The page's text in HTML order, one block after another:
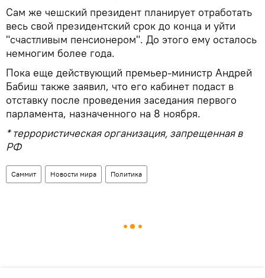
Сам же чешский президент планирует отработать
весь свой президентский срок до конца и уйти
"счастливым пенсионером". До этого ему осталось
немногим более года.
Пока еще действующий премьер-министр Андрей
Бабиш также заявил, что его кабинет подаст в
отставку после проведения заседания первого
парламента, назначенного на 8 ноября.
* террористическая организация, запрещенная в
РФ
Саммит Новости мира Политика